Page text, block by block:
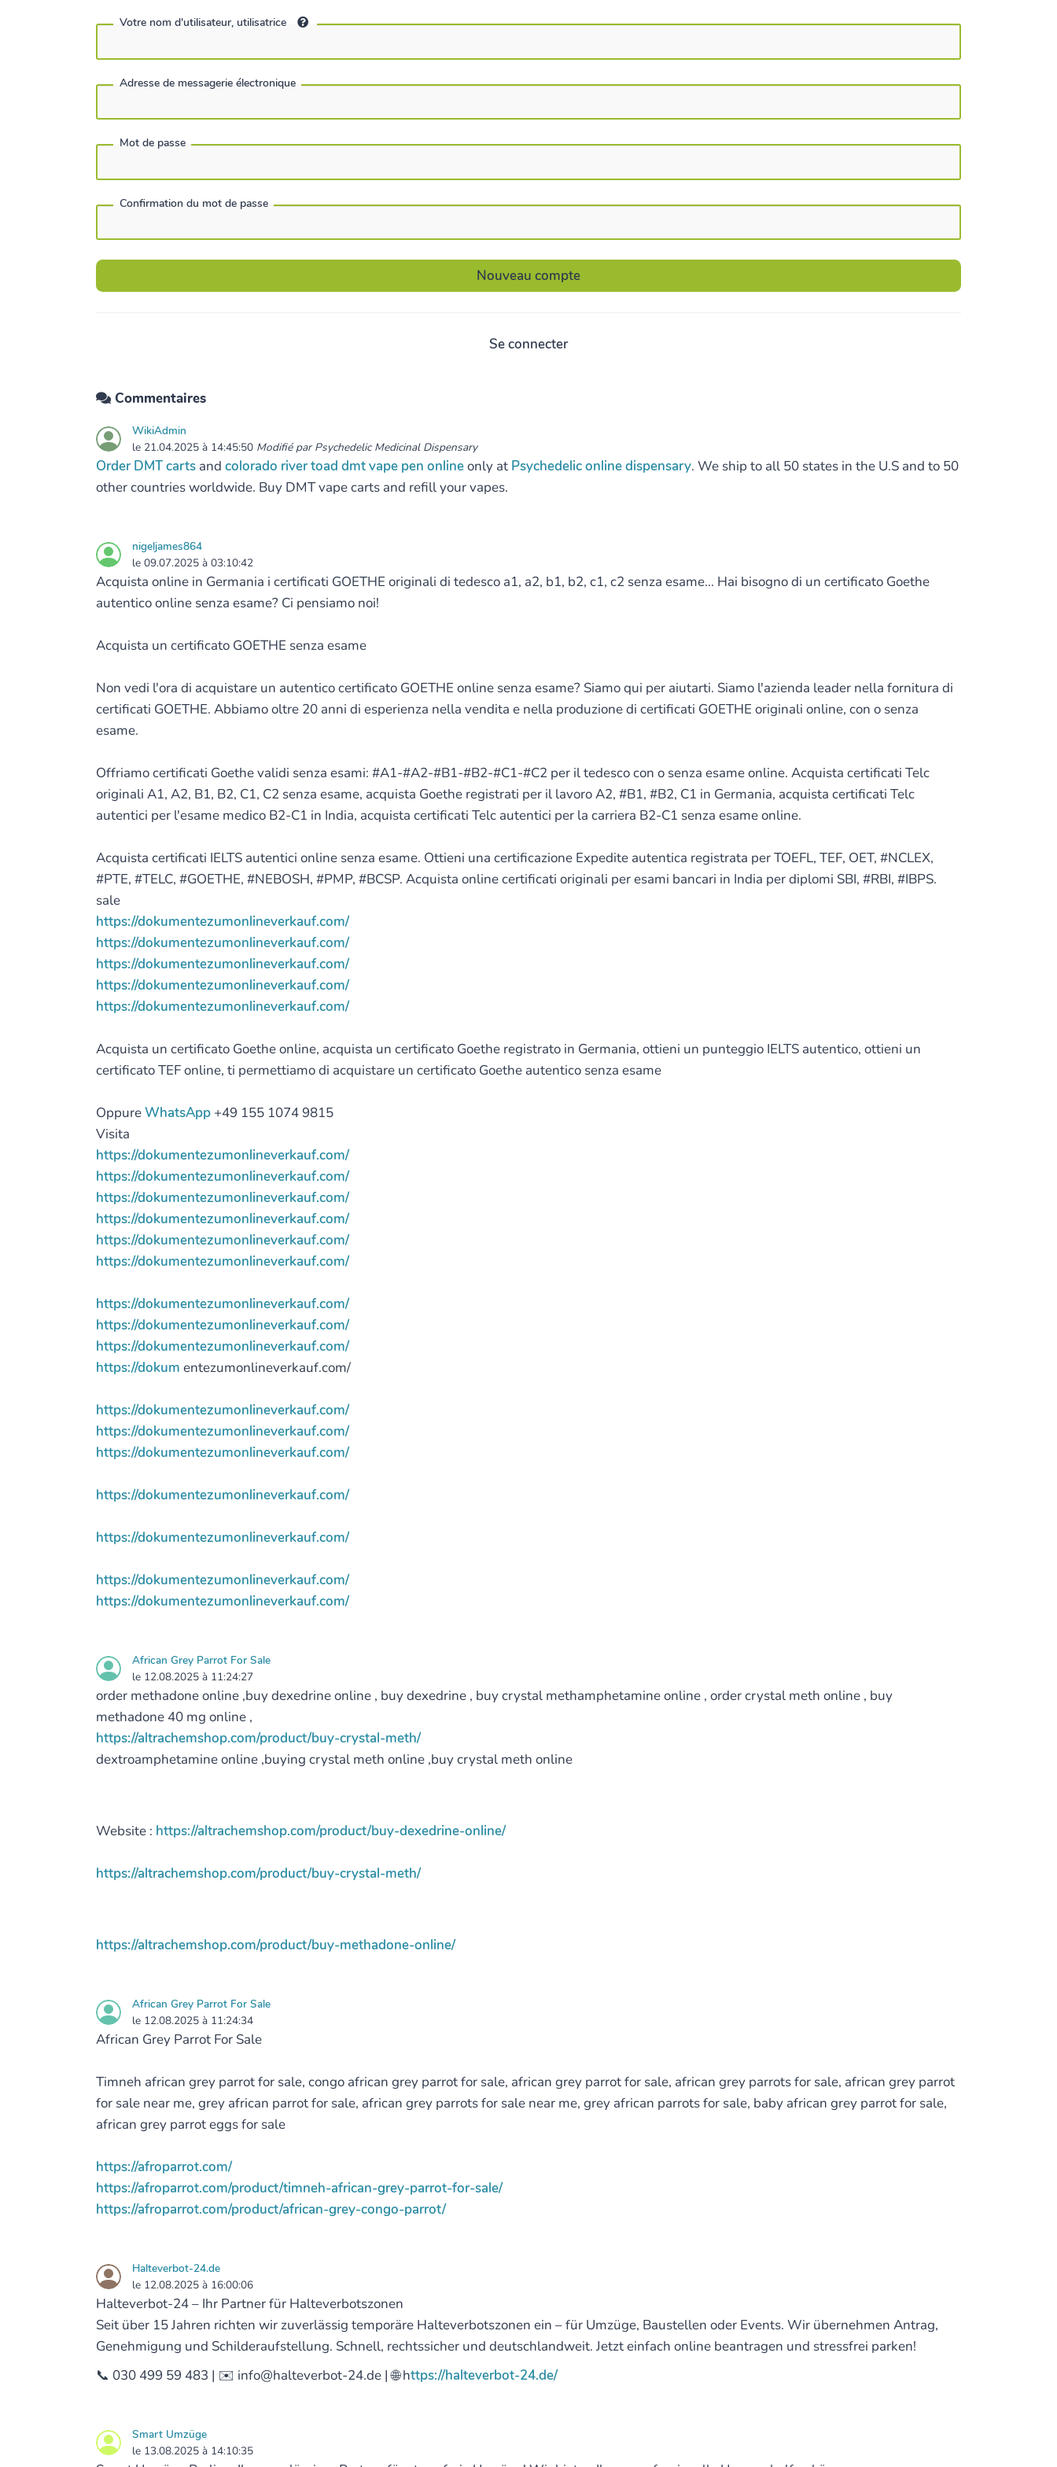
Votre nom d'utilisateur, utilisatrice
Adresse de messagerie électronique
Mot de passe
Confirmation du mot de passe
Se connecter
Commentaires
WikiAdmin
le 21.04.2025 à 14:45:50 Modifié par Psychedelic Medicinal Dispensary
Order DMT carts and colorado river toad dmt vape pen onlineonly at Psychedelic online dispensary. We ship to all 50 states in the U.S and to 50
other countries worldwide. Buy DMT vape carts and refill your vapes.
nigeljames864
le 09.07.2025 à 03:10:42
Acquista online in Germania i certificati GOETHE originali di tedesco a1, a2, b1, b2, c1, c2 senza esame... Hai bisogno di un certificato Goethe
autentico online senza esame? Ci pensiamo noi!
Acquista un certificato GOETHE senza esame
Non vedi l'ora di acquistare un autentico certificato GOETHE online senza esame? Siamo qui per aiutarti. Siamo l'azienda leader nella fornitura di
certificati GOETHE. Abbiamo oltre 20 anni di esperienza nella vendita e nella produzione di certificati GOETHE originali online, con o senza
esame.
Offriamo certificati Goethe validi senza esami: #A1-#A2-#B1-#B2-#C1-#C2 per il tedesco con o senza esame online. Acquista certificati Telc
originali A1, A2, B1, B2, C1, C2 senza esame, acquista Goethe registrati per il lavoro A2, #B1, #B2, C1 in Germania, acquista certificati Telc
autentici per l'esame medico B2-C1 in India, acquista certificati Telc autentici per la carriera B2-C1 senza esame online.
Acquista certificati IELTS autentici online senza esame. Ottieni una certificazione Expedite autentica registrata per TOEFL, TEF, OET, #NCLEX,
#PTE, #TELC, #GOETHE, #NEBOSH, #PMP, #BCSP. Acquista online certificati originali per esami bancari in India per diplomi SBI, #RBI, #IBPS.
sale
https://dokumentezumonlineverkauf.com/
https://dokumentezumonlineverkauf.com/
https://dokumentezumonlineverkauf.com/
https://dokumentezumonlineverkauf.com/
https://dokumentezumonlineverkauf.com/
Acquista un certificato Goethe online, acquista un certificato Goethe registrato in Germania, ottieni un punteggio IELTS autentico, ottieni un
certificato TEF online, ti permettiamo di acquistare un certificato Goethe autentico senza esame
OppureWhatsApp +49 155 1074 9815
Visita
https://dokumentezumonlineverkauf.com/
https://dokumentezumonlineverkauf.com/
https://dokumentezumonlineverkauf.com/
https://dokumentezumonlineverkauf.com/
https://dokumentezumonlineverkauf.com/
https://dokumentezumonlineverkauf.com/
https://dokumentezumonlineverkauf.com/
https://dokumentezumonlineverkauf.com/
https://dokumentezumonlineverkauf.com/
https://dokum entezumonlineverkauf.com/
https://dokumentezumonlineverkauf.com/
https://dokumentezumonlineverkauf.com/
https://dokumentezumonlineverkauf.com/
https://dokumentezumonlineverkauf.com/
https://dokumentezumonlineverkauf.com/
https://dokumentezumonlineverkauf.com/
https://dokumentezumonlineverkauf.com/
African Grey Parrot For Sale
le 12.08.2025 à 11:24:27
order methadone online ,buy dexedrine online , buy dexedrine , buy crystal methamphetamine online , order crystal meth online , buy
methadone 40 mg online ,
https://altrachemshop.com/product/buy-crystal-meth/
dextroamphetamine online ,buying crystal meth online ,buy crystal meth online
Website : https://altrachemshop.com/product/buy-dexedrine-online/
https://altrachemshop.com/product/buy-crystal-meth/
https://altrachemshop.com/product/buy-methadone-online/
African Grey Parrot For Sale
le 12.08.2025 à 11:24:34
African Grey Parrot For Sale
Timneh african grey parrot for sale, congo african grey parrot for sale, african grey parrot for sale, african grey parrots for sale, african grey parrot
for sale near me, grey african parrot for sale, african grey parrots for sale near me, grey african parrots for sale, baby african grey parrot for sale,
african grey parrot eggs for sale
https://afroparrot.com/
https://afroparrot.com/product/timneh-african-grey-parrot-for-sale/
https://afroparrot.com/product/african-grey-congo-parrot/
Halteverbot-24.de
le 12.08.2025 à 16:00:06
Halteverbot-24 – Ihr Partner für Halteverbotszonen
Seit über 15 Jahren richten wir zuverlässig temporäre Halteverbotszonen ein – für Umzüge, Baustellen oder Events. Wir übernehmen Antrag,
Genehmigung und Schilderaufstellung. Schnell, rechtssicher und deutschlandweit. Jetzt einfach online beantragen und stressfrei parken!
📞 030 499 59 483 | ✉️ info@halteverbot-24.de | 🌐 https://halteverbot-24.de/
Smart Umzüge
le 13.08.2025 à 14:10:35